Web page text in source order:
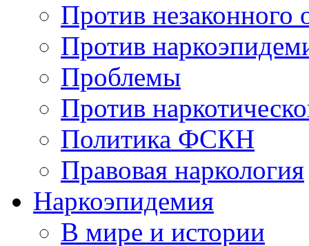
Против незаконного
Против
Проблемы
Против
Политика ФСКН
Правовая наркология
Наркоэпидемия
В мире и истории